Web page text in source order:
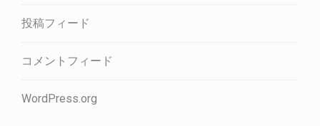
投稿フィード
コメントフィード
WordPress.org